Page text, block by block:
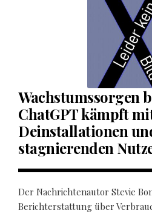
Wachstumssorgen
ChatGPT kämpft
Deinstallationen
stagnierenden
Der Nachrichtenautor Stevie
Berichterstattung über